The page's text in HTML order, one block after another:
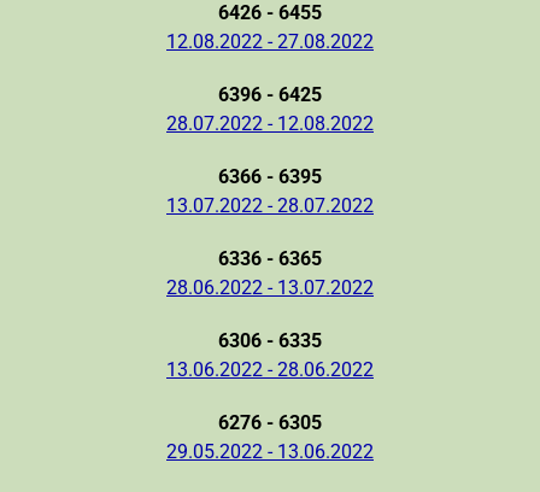
6426 - 6455
12.08.2022 - 27.08.2022
6396 - 6425
28.07.2022 - 12.08.2022
6366 - 6395
13.07.2022 - 28.07.2022
6336 - 6365
28.06.2022 - 13.07.2022
6306 - 6335
13.06.2022 - 28.06.2022
6276 - 6305
29.05.2022 - 13.06.2022